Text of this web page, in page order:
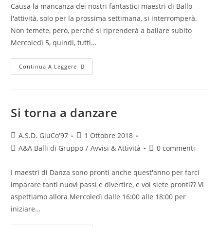
Causa la mancanza dei nostri fantastici maestri di Ballo
l'attività, solo per la prossima settimana, si interromperà.
Non temete, però, perché si riprenderà a ballare subito
Mercoledì 5, quindi, tutti…
Continua A Leggere
Si torna a danzare
A.S.D. GiuCo'97
1 Ottobre 2018
A&A Balli di Gruppo / Avvisi & Attività 0 commenti
I maestri di Danza sono pronti anche quest'anno per farci
imparare tanti nuovi passi e divertire, e voi siete pronti?? Vi
aspettiamo allora Mercoledì dalle 16:00 alle 18:00 per
iniziare…